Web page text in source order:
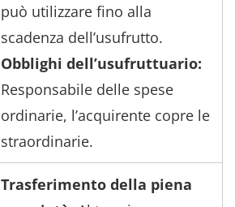
può utilizzare fino alla
scadenza dell’usufrutto.
Obblighi dell’usufruttuario:
Responsabile delle spese
ordinarie, l’acquirente copre le
straordinarie.
Trasferimento della piena